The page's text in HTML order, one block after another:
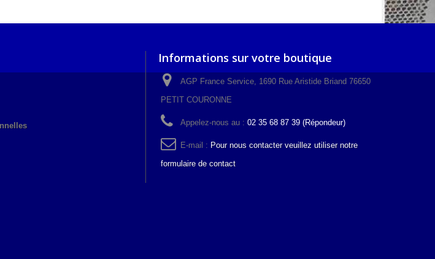
Informations sur votre boutique
AGP France Service, 1690 Rue Aristide Briand 76650
PETIT COURONNE
Appelez-nous au : 02 35 68 87 39 (Répondeur)
E-mail : Pour nous contacter veuillez utiliser notre
formulaire de contact